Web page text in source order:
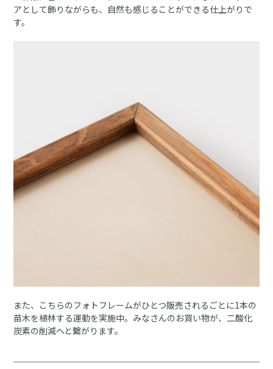
アとして飾りながらも、自然も感じることができる仕上がりで
す。
また、こちらのフォトフレームがひとつ販売されるごとに1本の
苗木を植林する運動を実施中。みなさんのお買い物が、二酸化
炭素の削減へと繋がります。